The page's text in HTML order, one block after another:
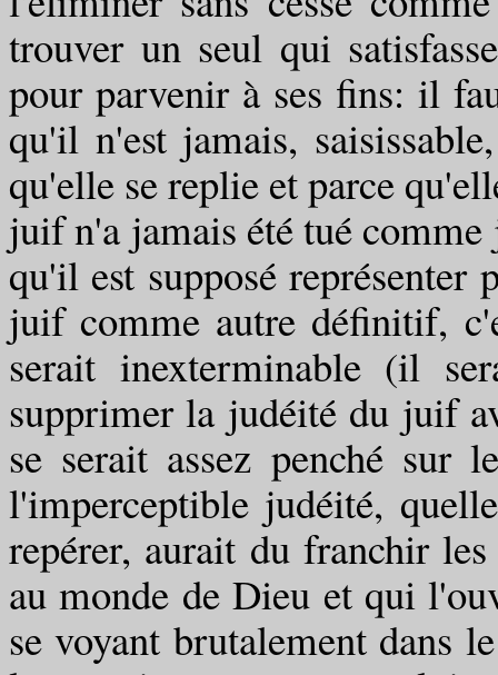
trouver un seul qui
pour parvenir à ses fins: il
qu'il n'est jamais,
qu'elle se replie et parce
juif n'a jamais été tué
qu'il est supposé
juif comme autre définitif,
serait inexterminable (il
supprimer la judéité du juif
se serait assez penché sur
l'imperceptible judéité,
repérer, aurait du franchir
au monde de Dieu et qui
se voyant brutalement dans